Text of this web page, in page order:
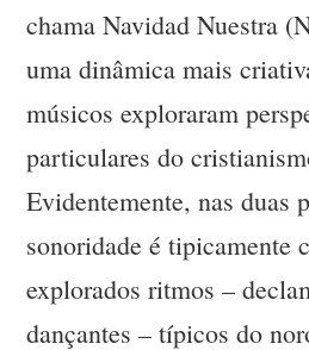
chama Navidad Nuestra
uma dinâmica mais
músicos exploraram
particulares do
Evidentemente, nas duas
sonoridade é tipicamente
explorados ritmos –
dançantes – típicos do